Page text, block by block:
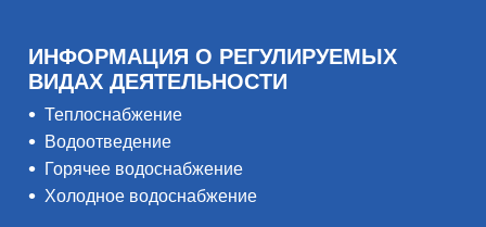
ИНФОРМАЦИЯ О РЕГУЛИРУЕМЫХ
ВИДАХ ДЕЯТЕЛЬНОСТИ
Теплоснабжение
Водоотведение
Горячее водоснабжение
Холодное водоснабжение